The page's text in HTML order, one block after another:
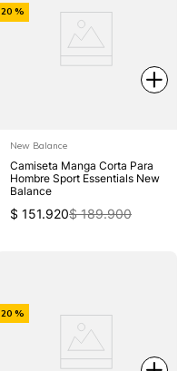
20 %
New Balance
Camiseta Manga Corta Para
Hombre Sport Essentials New
Balance
$ 151.920$ 189.900
20 %